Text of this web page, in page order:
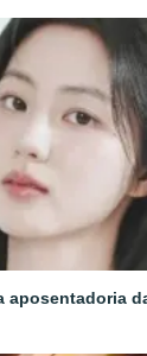
aposentadoria